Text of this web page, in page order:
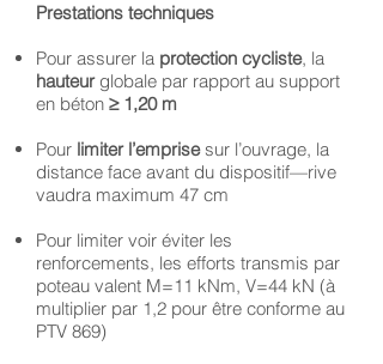
Prestations techniques
Pour assurer la protection cycliste, la
hauteur globale par rapport au support
en béton ≥ 1,20 m
Pour limiter l’emprisesur l’ouvrage, la
distance face avant du dispositif—rive
vaudra maximum 47 cm
Pour limiter voir éviter les
renforcements, les efforts transmis par
poteau valent M=11 kNm, V=44 kN (à
multiplier par 1,2 pour être conforme au
PTV 869)